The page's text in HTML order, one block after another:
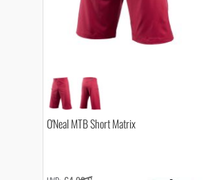
O'Neal MTB Short Matrix